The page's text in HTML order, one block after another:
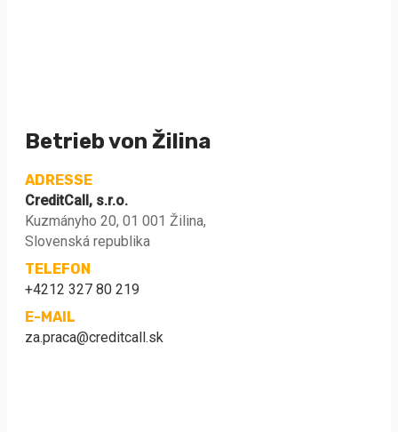
Betrieb von Žilina
ADRESSE
CreditCall, s.r.o.
Kuzmányho 20, 01 001 Žilina,
Slovenská republika
TELEFON
+4212 327 80 219
E-MAIL
za.praca@creditcall.sk